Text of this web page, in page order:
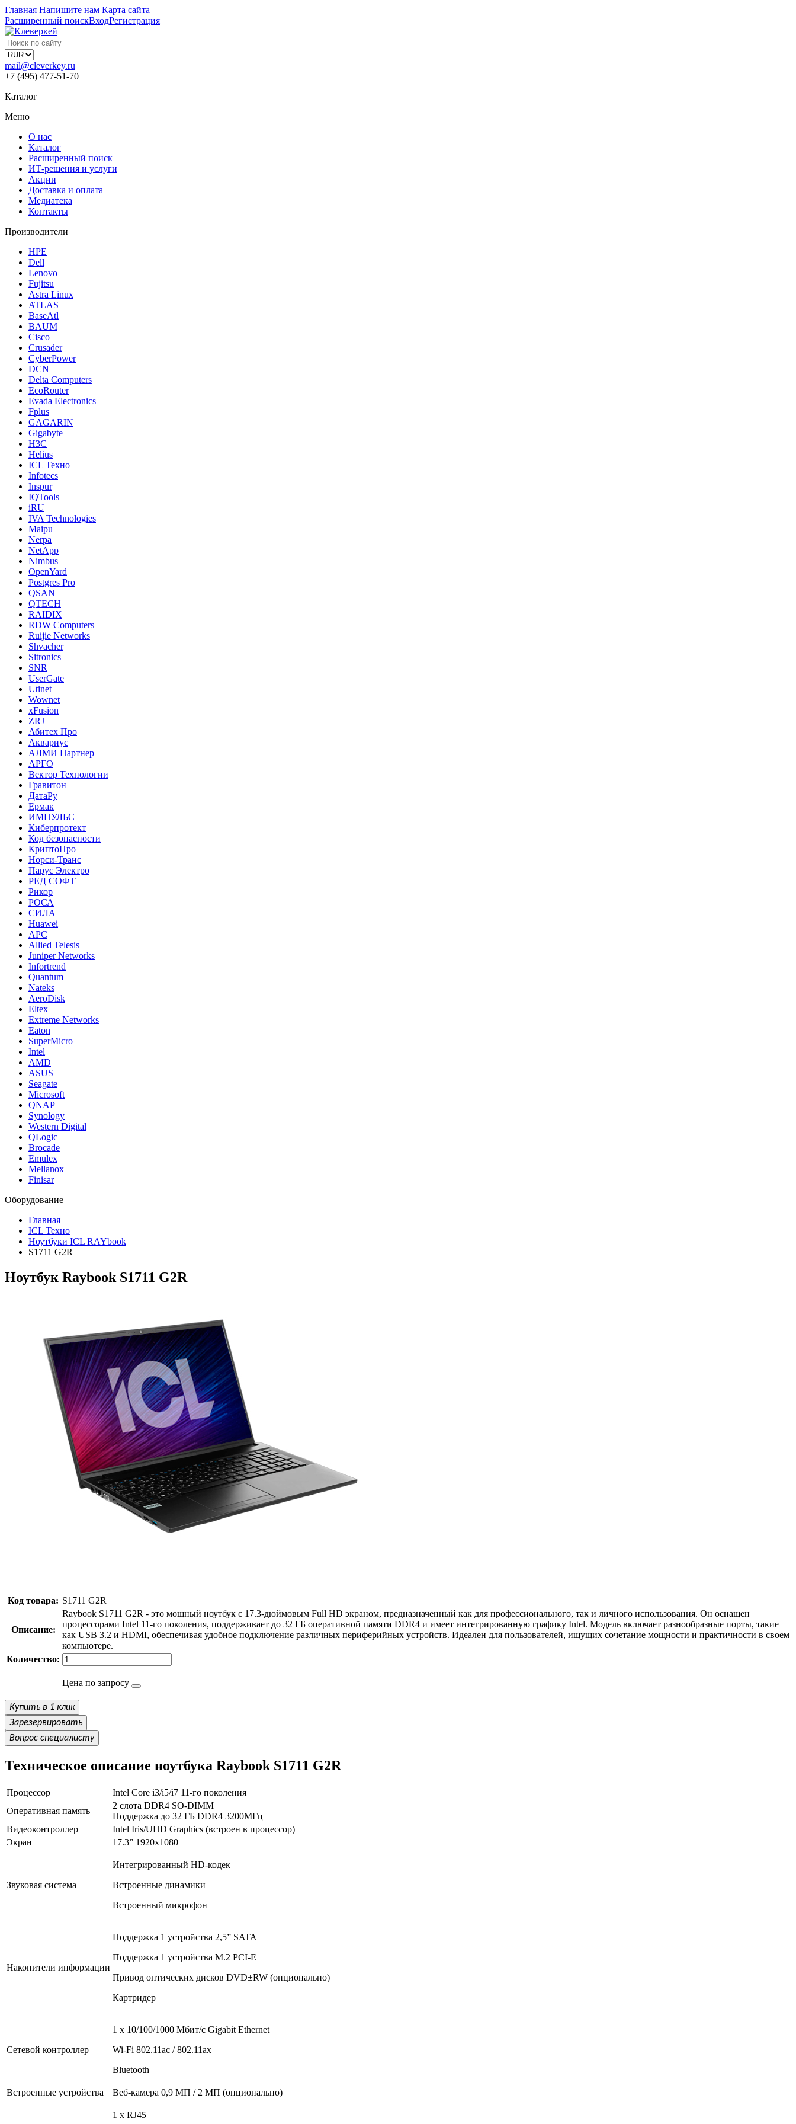
Главная Напишите нам Карта сайта
Расширенный поискВходРегистрация
mail@cleverkey.ru
+7 (495) 477-51-70
Каталог
Меню
О нас
Каталог
Расширенный поиск
ИТ-решения и услуги
Акции
Доставка и оплата
Медиатека
Контакты
Производители
HPE
Dell
Lenovo
Fujitsu
Astra Linux
ATLAS
BaseAtl
BAUM
Cisco
Crusader
CyberPower
DCN
Delta Computers
EcoRouter
Evada Electronics
Fplus
GAGARIN
Gigabyte
H3C
Helius
ICL Техно
Infotecs
Inspur
IQTools
iRU
IVA Technologies
Maipu
Nerpa
NetApp
Nimbus
OpenYard
Postgres Pro
QSAN
QTECH
RAIDIX
RDW Computers
Ruijie Networks
Shvacher
Sitronics
SNR
UserGate
Utinet
Wownet
xFusion
ZRJ
Абитех Про
Аквариус
АЛМИ Партнер
АРГО
Вектор Технологии
Гравитон
ДатаРу
Ермак
ИМПУЛЬС
Киберпротект
Код безопасности
КриптоПро
Норси-Транс
Парус Электро
РЕД СОФТ
Рикор
РОСА
СИЛА
Huawei
APC
Allied Telesis
Juniper Networks
Infortrend
Quantum
Nateks
AeroDisk
Eltex
Extreme Networks
Eaton
SuperMicro
Intel
AMD
ASUS
Seagate
Microsoft
QNAP
Synology
Western Digital
QLogic
Brocade
Emulex
Mellanox
Finisar
Оборудование
Главная
ICL Техно
Ноутбуки ICL RAYbook
S1711 G2R
Ноутбук Raybook S1711 G2R
Код товара: S1711 G2R
Описание:
Raybook S1711 G2R - это мощный ноутбук с 17.3-дюймовым Full HD экраном, предназначенный как для профессионального, так и личного использования. Он оснащен
процессорами Intel 11-го поколения, поддерживает до 32 ГБ оперативной памяти DDR4 и имеет интегрированную графику Intel. Модель включает разнообразные порты, такие
как USB 3.2 и HDMI, обеспечивая удобное подключение различных периферийных устройств. Идеален для пользователей, ищущих сочетание мощности и практичности в своем
компьютере.
Количество:
Цена по запросу
Купить в 1 клик
Зарезервировать
Вопрос специалисту
Техническое описание ноутбука Raybook S1711 G2R
Процессор
Intel Core i3/i5/i7 11-го поколения
Оперативная память
2 слота DDR4 SO-DIMM
Поддержка до 32 ГБ DDR4 3200МГц
Видеоконтроллер
Intel Iris/UHD Graphics (встроен в процессор)
Экран
17.3” 1920x1080
Звуковая система
Интегрированный HD-кодек
Встроенные динамики
Встроенный микрофон
Накопители информации
Поддержка 1 устройства 2,5” SATA
Поддержка 1 устройства M.2 PCI-E
Привод оптических дисков DVD±RW (опционально)
Картридер
Сетевой контроллер
1 x 10/100/1000 Мбит/с Gigabit Ethernet
Wi-Fi 802.11ac / 802.11ax
Bluetooth
Встроенные устройства Веб-камера 0,9 МП / 2 МП (опционально)
1 x RJ45